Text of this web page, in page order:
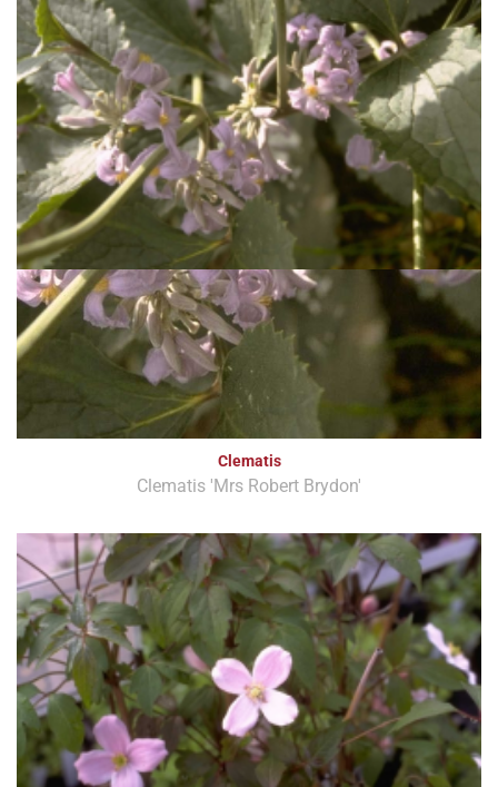
Clematis
Clematis 'Mrs Robert Brydon'